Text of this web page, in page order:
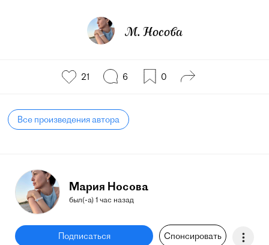
М. Носова
21 6 0
Все произведения автора
Мария Носова
был(-а) 1 час назад
Подписаться Спонсировать